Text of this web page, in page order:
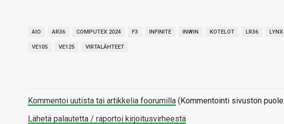
AIO AR36 COMPUTEX 2024 F3 INFINITE INWIN KOTELOT LR36
VE105 VE125 VIRTALÄHTEET
Kommentoi uutista tai artikkelia foorumilla (Kommentointi sivuston
Lähetä palautetta / raportoi kirjoitusvirheestä